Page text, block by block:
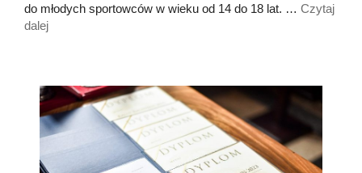
do młodych sportowców w wieku od 14 do 18 lat. … Czytaj
dalej